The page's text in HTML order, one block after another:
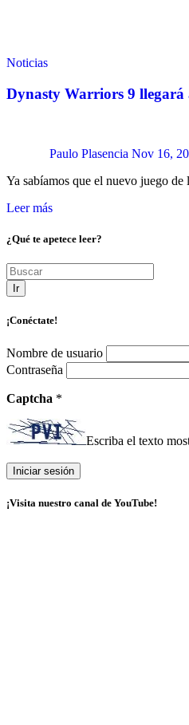
Noticias
Dynasty Warriors 9 llegará
Paulo Plasencia Nov 16,
Ya sabíamos que el nuevo juego
Leer más
¿Qué te apetece leer?
Ir
¡Conéctate!
Nombre de usuario
Contraseña
Captcha *
Escriba el texto
¡Visita nuestro canal de YouTube!